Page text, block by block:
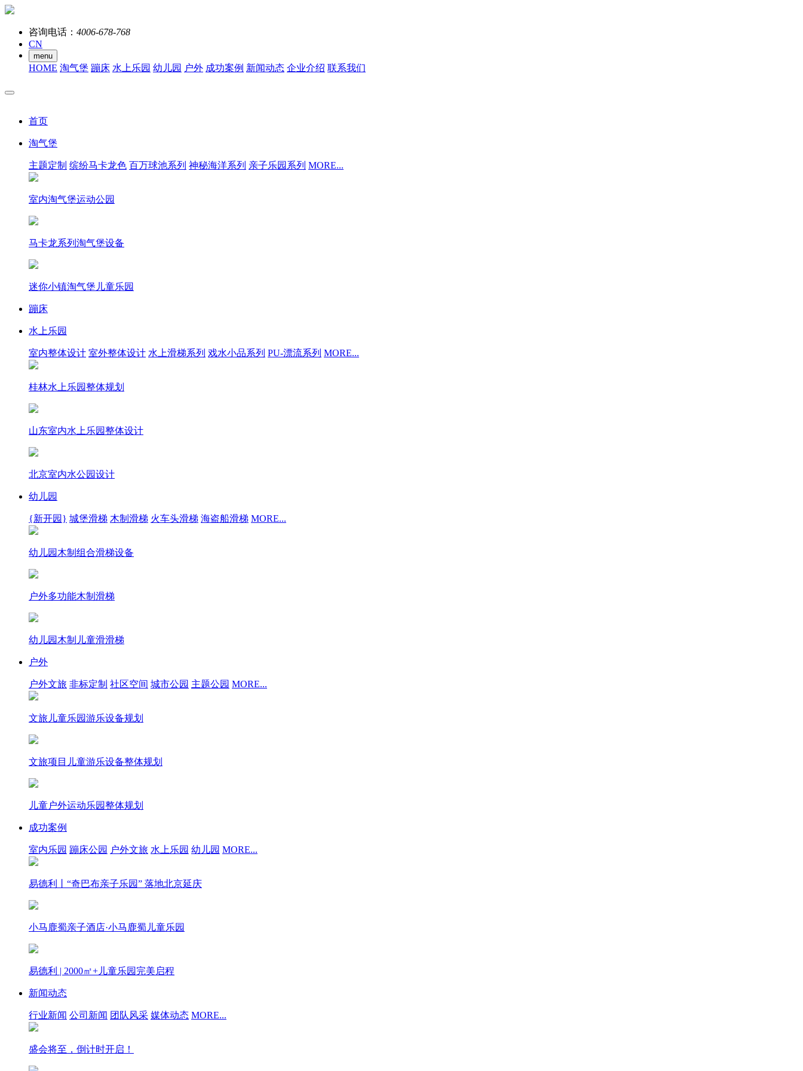
咨询电话： 4006-678-768
CN
menu
HOME 淘气堡 蹦床 水上乐园 幼儿园 户外 成功案例 新闻动态 企业介绍 联系我们
首页
淘气堡
主题定制 缤纷马卡龙色 百万球池系列 神秘海洋系列 亲子乐园系列 MORE...
室内淘气堡运动公园
马卡龙系列淘气堡设备
迷你小镇淘气堡儿童乐园
蹦床
水上乐园
室内整体设计 室外整体设计 水上滑梯系列 戏水小品系列 PU-漂流系列 MORE...
桂林水上乐园整体规划
山东室内水上乐园整体设计
北京室内水公园设计
幼儿园
{新开园} 城堡滑梯 木制滑梯 火车头滑梯 海盗船滑梯 MORE...
幼儿园木制组合滑梯设备
户外多功能木制滑梯
幼儿园木制儿童滑滑梯
户外
户外文旅 非标定制 社区空间 城市公园 主题公园 MORE...
文旅儿童乐园游乐设备规划
文旅项目儿童游乐设备整体规划
儿童户外运动乐园整体规划
成功案例
室内乐园 蹦床公园 户外文旅 水上乐园 幼儿园 MORE...
易德利丨“奇巴布亲子乐园” 落地北京延庆
小马鹿蜀亲子酒店·小马鹿蜀儿童乐园
易德利 | 2000㎡+儿童乐园完美启程
新闻动态
行业新闻 公司新闻 团队风采 媒体动态 MORE...
盛会将至，倒计时开启！